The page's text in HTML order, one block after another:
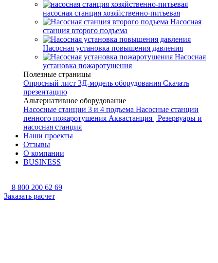
насосная станция хозяйственно-питьевая
Насосная
станция второго подъема
Насосная установка повышения давления
Насосная
установка пожаротушения
Полезные страницы
Опросный лист 3Д-модель оборудования Скачать
презентацию
Альтернативное оборудование
Насосные станции 3 и 4 подъема Насосные станции
пенного пожаротушения Аквастанция | Резервуары и
насосная станция
Наши проекты
Отзывы
О компании
BUSINESS
8 800 200 62 69
Заказать расчет